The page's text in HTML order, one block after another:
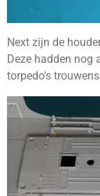
Next zijn de
Deze hadden nog
torpedo's